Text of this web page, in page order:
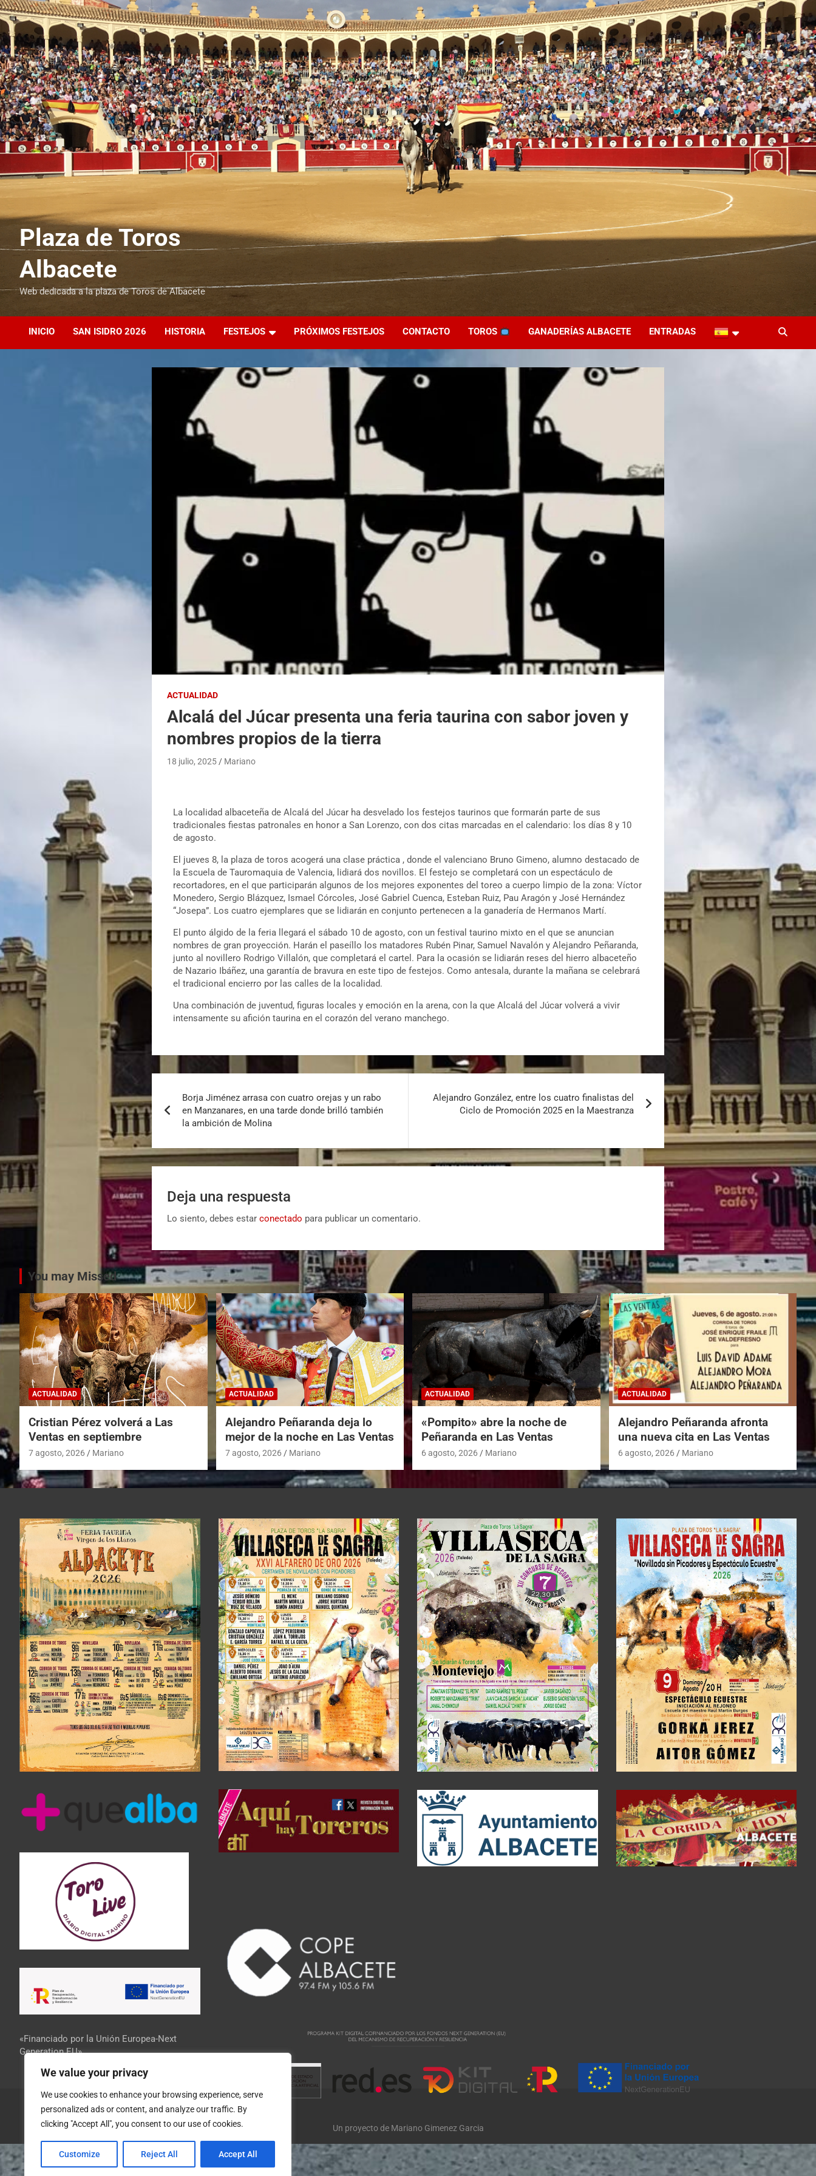
We value your privacy
We use cookies to enhance your browsing experience, serve
personalized ads or content, and analyze our traffic. By
clicking "Accept All", you consent to our use of cookies.
Customize Reject All Accept All
Plaza de Toros
Albacete
Web dedicada a la plaza de Toros de Albacete
INICIO SAN ISIDRO 2026 HISTORIA FESTEJOS PRÓXIMOS FESTEJOS CONTACTO TOROS GANADERÍAS ALBACETE ENTRADAS
ACTUALIDAD
Alcalá del Júcar presenta una feria taurina con sabor joven y
nombres propios de la tierra
18 julio, 2025 Mariano
La localidad albaceteña de Alcalá del Júcar ha desvelado los festejos taurinos que formarán parte de sus
tradicionales fiestas patronales en honor a San Lorenzo, con dos citas marcadas en el calendario: los días 8 y 10
de agosto.
El jueves 8, la plaza de toros acogerá una clase práctica , donde el valenciano Bruno Gimeno, alumno destacado de
la Escuela de Tauromaquia de Valencia, lidiará dos novillos. El festejo se completará con un espectáculo de
recortadores, en el que participarán algunos de los mejores exponentes del toreo a cuerpo limpio de la zona: Víctor
Monedero, Sergio Blázquez, Ismael Córcoles, José Gabriel Cuenca, Esteban Ruiz, Pau Aragón y José Hernández
“Josepa”. Los cuatro ejemplares que se lidiarán en conjunto pertenecen a la ganadería de Hermanos Martí.
El punto álgido de la feria llegará el sábado 10 de agosto, con un festival taurino mixto en el que se anuncian
nombres de gran proyección. Harán el paseíllo los matadores Rubén Pinar, Samuel Navalón y Alejandro Peñaranda,
junto al novillero Rodrigo Villalón, que completará el cartel. Para la ocasión se lidiarán reses del hierro albaceteño
de Nazario Ibáñez, una garantía de bravura en este tipo de festejos. Como antesala, durante la mañana se celebrará
el tradicional encierro por las calles de la localidad.
Una combinación de juventud, figuras locales y emoción en la arena, con la que Alcalá del Júcar volverá a vivir
intensamente su afición taurina en el corazón del verano manchego.
Borja Jiménez arrasa con cuatro orejas y un rabo
en Manzanares, en una tarde donde brilló también
la ambición de Molina
Alejandro González, entre los cuatro finalistas del
Ciclo de Promoción 2025 en la Maestranza
Deja una respuesta
Lo siento, debes estarconectado para publicar un comentario.
You may Missed
ACTUALIDAD
Cristian Pérez volverá a Las
Ventas en septiembre
7 agosto, 2026 Mariano
ACTUALIDAD
Alejandro Peñaranda deja lo
mejor de la noche en Las Ventas
7 agosto, 2026 Mariano
ACTUALIDAD
«Pompito» abre la noche de
Peñaranda en Las Ventas
6 agosto, 2026 Mariano
ACTUALIDAD
Alejandro Peñaranda afronta
una nueva cita en Las Ventas
6 agosto, 2026 Mariano
«Financiado por la Unión Europea-Next
Generation EU»